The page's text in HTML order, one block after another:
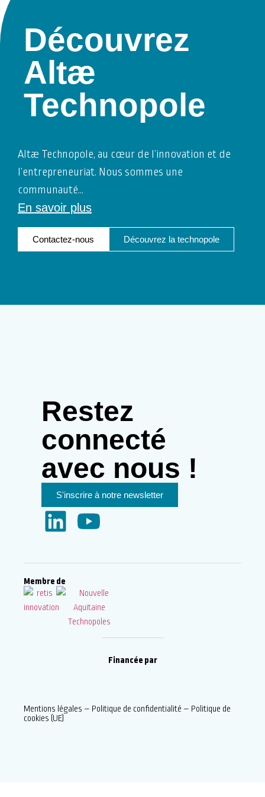
Découvrez
Altæ
Technopole
Altæ Technopole, au cœur de l’innovation et de
l’entrepreneuriat. Nous sommes une
communauté…
En savoir plus
Contactez-nous Découvrez la technopole
Restez
connecté
avec nous !
S'inscrire à notre newsletter
Membre de
Financée par
Mentions légales – Politique de confidentialité – Politique de
cookies (UE)